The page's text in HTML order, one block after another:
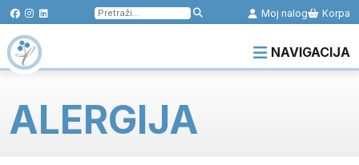
Pretraga
za:
Moj nalog Korpa
NAVIGACIJA
ALERGIJA